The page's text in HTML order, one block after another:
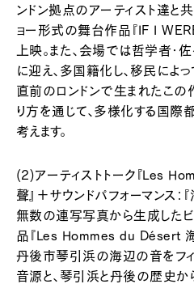
ンドン拠点のアーティスト達と
ョー形式の舞台作品『IF I
上映。また、会場では哲学者・
に迎え、多国籍化し、移民によ
直前のロンドンで生まれたこ
り方を通じて、多様化する国際
考えます。
(2)アーティストトーク『Les
聲』＋サウンドパフォーマンス：
無数の連写写真から生成したビ
品『Les Hommes du Désert
丹後市琴引浜の海辺の音をフィ
音源と、琴引浜と丹後の歴史